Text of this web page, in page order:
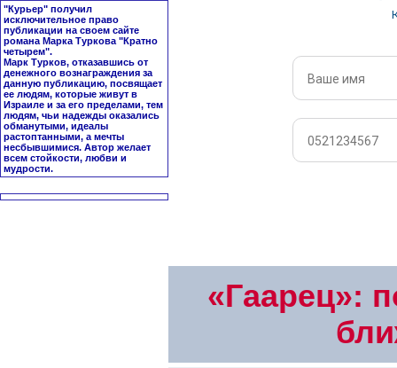
"Курьер" получил
исключительное право
публикации на своем сайте
романа Марка Туркова "Кратно
четырем".
Марк Турков, отказавшись от
денежного вознаграждения за
данную публикацию, посвящает
ее людям, которые живут в
Израиле и за его пределами, тем
людям, чьи надежды оказались
обманутыми, идеалы
растоптанными, а мечты
несбывшимися. Автор желает
всем стойкости, любви и
мудрости.
«Гаарец»: